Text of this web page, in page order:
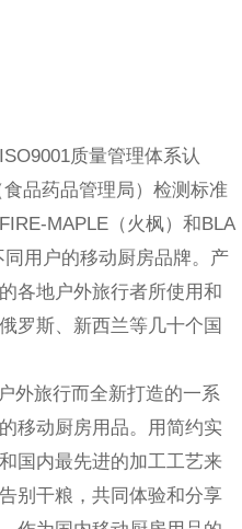
质量管理体系认
品药品管理局）检测标准
MAPLE（火枫）和BLA
用户的移动厨房品牌。产
各地户外旅行者所使用和
罗斯、新西兰等几十个国
外旅行而全新打造的一系
移动厨房用品。用简约实
国内最先进的加工工艺来
别干粮，共同体验和分享